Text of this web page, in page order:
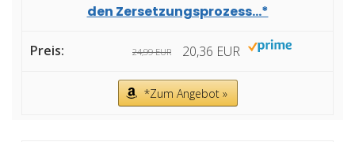
den Zersetzungsprozess...*
24,99 EUR 20,36 EUR
*Zum Angebot »